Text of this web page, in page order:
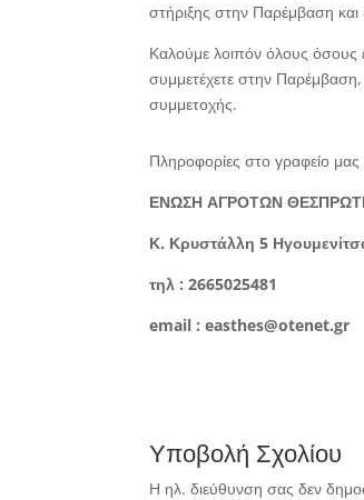
στήριξης στην Παρέμβαση
Καλούμε λοιπόν όλους όσους
συμμετέχετε στην
συμμετοχής.
Πληροφορίες στο γραφείο μας
ΕΝΩΣΗ ΑΓΡΟΤΩΝ
Κ. Κρυστάλλη 5
τηλ : 2665025481
email : easthes@otenet.gr
Υποβολή Σχολίου
Η ηλ. διεύθυνση σας δεν